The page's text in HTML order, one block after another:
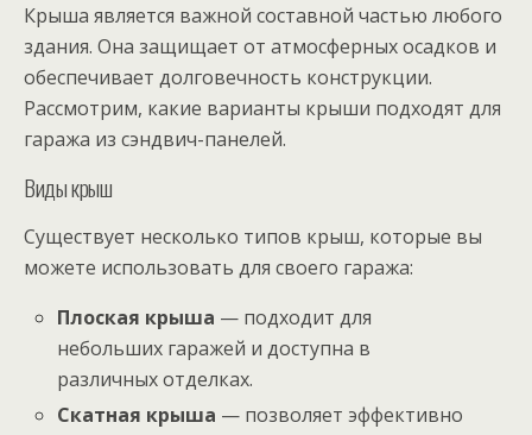
Крыша является важной составной частью любого
здания. Она защищает от атмосферных осадков и
обеспечивает долговечность конструкции.
Рассмотрим, какие варианты крыши подходят для
гаража из сэндвич-панелей.
Виды крыш
Существует несколько типов крыш, которые вы
можете использовать для своего гаража:
Плоская крыша — подходит для
небольших гаражей и доступна в
различных отделках.
Скатная крыша — позволяет эффективно